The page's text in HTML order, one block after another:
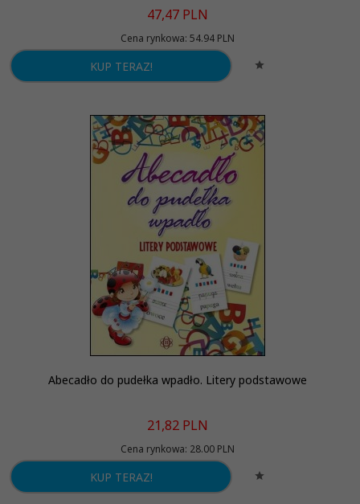
47,47 PLN
Cena rynkowa: 54.94 PLN
KUP TERAZ!
Abecadło do pudełka wpadło. Litery podstawowe
21,82 PLN
Cena rynkowa: 28.00 PLN
KUP TERAZ!